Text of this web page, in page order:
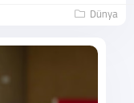
Dünya